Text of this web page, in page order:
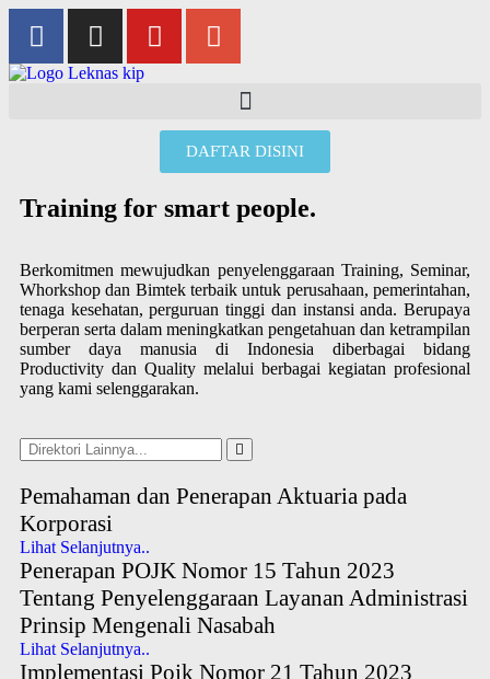
DAFTAR DISINI
Training for smart people.
Berkomitmen mewujudkan penyelenggaraan Training, Seminar,
Whorkshop dan Bimtek terbaik untuk perusahaan, pemerintahan,
tenaga kesehatan, perguruan tinggi dan instansi anda. Berupaya
berperan serta dalam meningkatkan pengetahuan dan ketrampilan
sumber daya manusia di Indonesia diberbagai bidang
Productivity dan Quality melalui berbagai kegiatan profesional
yang kami selenggarakan.
Pemahaman dan Penerapan Aktuaria pada
Korporasi
Lihat Selanjutnya..
Penerapan POJK Nomor 15 Tahun 2023
Tentang Penyelenggaraan Layanan Administrasi
Prinsip Mengenali Nasabah
Lihat Selanjutnya..
Implementasi Pojk Nomor 21 Tahun 2023